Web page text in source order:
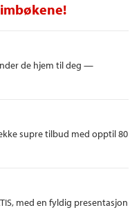
de hjem til deg —
supre tilbud med opptil 80
med en fyldig presentasjon